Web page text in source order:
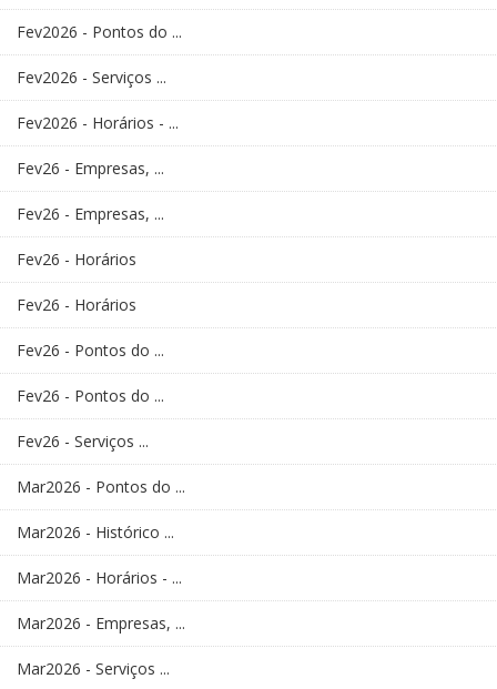
Fev2026 - Pontos do ...
Fev2026 - Serviços ...
Fev2026 - Horários - ...
Fev26 - Empresas, ...
Fev26 - Empresas, ...
Fev26 - Horários
Fev26 - Horários
Fev26 - Pontos do ...
Fev26 - Pontos do ...
Fev26 - Serviços ...
Mar2026 - Pontos do ...
Mar2026 - Histórico ...
Mar2026 - Horários - ...
Mar2026 - Empresas, ...
Mar2026 - Serviços ...